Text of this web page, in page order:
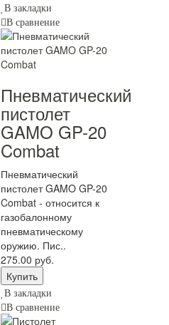
В закладки
В сравнение
Пневматический
пистолет
GAMO GP-20
Combat
Пневматический
пистолет GAMO GP-20
Combat - относится к
газобалонному
пневматическому
оружию. Пис..
275.00 руб.
В закладки
В сравнение